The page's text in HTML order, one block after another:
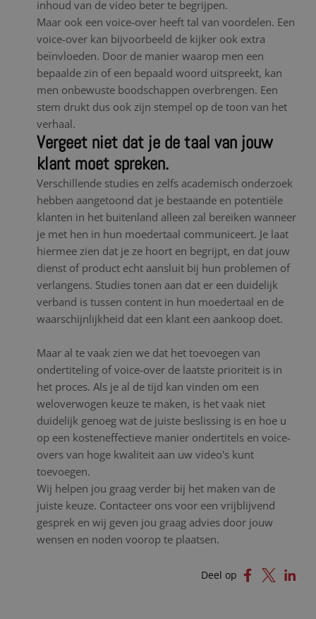
inhoud van de video beter te begrijpen.
Maar ook een voice-over heeft tal van voordelen. Een
voice-over kan bijvoorbeeld de kijker ook extra
beïnvloeden. Door de manier waarop men een
bepaalde zin of een bepaald woord uitspreekt, kan
men onbewuste boodschappen overbrengen. Een
stem drukt dus ook zijn stempel op de toon van het
verhaal.
Vergeet niet dat je de taal van jouw
klant moet spreken.
Verschillende studies en zelfs academisch onderzoek
hebben aangetoond dat je bestaande en potentiële
klanten in het buitenland alleen zal bereiken wanneer
je met hen in hun moedertaal communiceert. Je laat
hiermee zien dat je ze hoort en begrijpt, en dat jouw
dienst of product echt aansluit bij hun problemen of
verlangens. Studies tonen aan dat er een duidelijk
verband is tussen content in hun moedertaal en de
waarschijnlijkheid dat een klant een aankoop doet.
Maar al te vaak zien we dat het toevoegen van
ondertiteling of voice-over de laatste prioriteit is in
het proces. Als je al de tijd kan vinden om een
weloverwogen keuze te maken, is het vaak niet
duidelijk genoeg wat de juiste beslissing is en hoe u
op een kosteneffectieve manier ondertitels en voice-
overs van hoge kwaliteit aan uw video's kunt
toevoegen.
Wij helpen jou graag verder bij het maken van de
juiste keuze. Contacteer ons voor een vrijblijvend
gesprek en wij geven jou graag advies door jouw
wensen en noden voorop te plaatsen.
Deel op